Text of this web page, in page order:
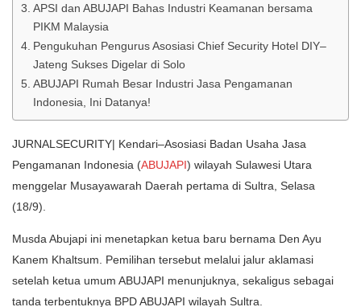
APSI dan ABUJAPI Bahas Industri Keamanan bersama
PIKM Malaysia
Pengukuhan Pengurus Asosiasi Chief Security Hotel DIY–
Jateng Sukses Digelar di Solo
ABUJAPI Rumah Besar Industri Jasa Pengamanan
Indonesia, Ini Datanya!
JURNALSECURITY| Kendari–Asosiasi Badan Usaha Jasa
Pengamanan Indonesia (ABUJAPI) wilayah Sulawesi Utara
menggelar Musayawarah Daerah pertama di Sultra, Selasa
(18/9).
Musda Abujapi ini menetapkan ketua baru bernama Den Ayu
Kanem Khaltsum. Pemilihan tersebut melalui jalur aklamasi
setelah ketua umum ABUJAPI menunjuknya, sekaligus sebagai
tanda terbentuknya BPD ABUJAPI wilayah Sultra.